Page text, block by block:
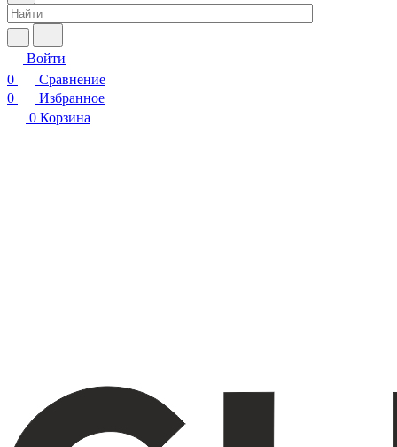
Войти
0
Сравнение
0
Избранное
0 Корзина